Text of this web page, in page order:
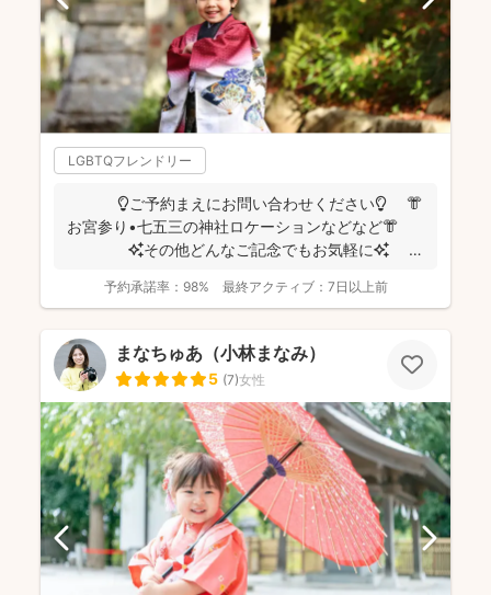
LGBTQフレンドリー
💡ご予約まえにお問い合わせください💡 👘
お宮参り•七五三の神社ロケーションなどなど👘
✨その他どんなご記念でもお気軽に✨
予約承諾率： 98% 最終アクティブ： 7日以上前
まなちゅあ（小林まなみ）
5 (7)女性